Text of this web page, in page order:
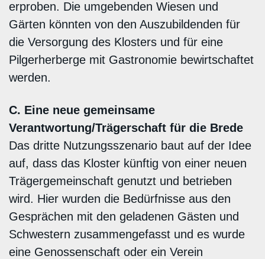
erproben. Die umgebenden Wiesen und
Gärten könnten von den Auszubildenden für
die Versorgung des Klosters und für eine
Pilgerherberge mit Gastronomie bewirtschaftet
werden.
C. Eine neue gemeinsame
Verantwortung/Trägerschaft für die Brede
Das dritte Nutzungsszenario baut auf der Idee
auf, dass das Kloster künftig von einer neuen
Trägergemeinschaft genutzt und betrieben
wird. Hier wurden die Bedürfnisse aus den
Gesprächen mit den geladenen Gästen und
Schwestern zusammengefasst und es wurde
eine Genossenschaft oder ein Verein